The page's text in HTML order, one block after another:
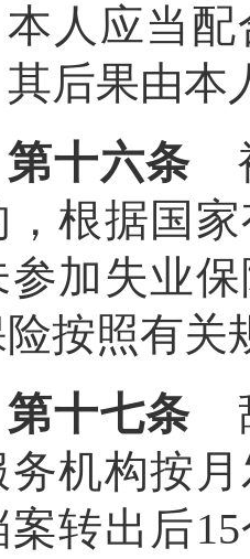
应当配
后果由本
第十六条
，根据国
参加失业
按照有关
第十七条
务机构按
案转出后